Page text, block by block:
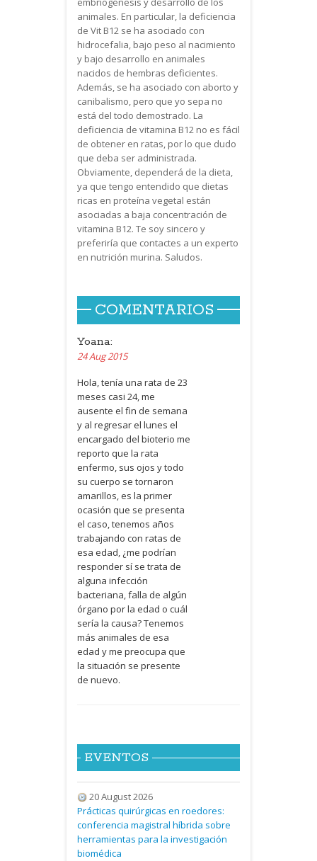
animales. En particular, la deficiencia
de Vit B12 se ha asociado con
hidrocefalia, bajo peso al nacimiento
y bajo desarrollo en animales
nacidos de hembras deficientes.
Además, se ha asociado con aborto y
canibalismo, pero que yo sepa no
está del todo demostrado. La
deficiencia de vitamina B12 no es fácil
de obtener en ratas, por lo que dudo
que deba ser administrada.
Obviamente, dependerá de la dieta,
ya que tengo entendido que dietas
ricas en proteína vegetal están
asociadas a baja concentración de
vitamina B12. Te soy sincero y
preferiría que contactes a un experto
en nutrición murina. Saludos.
COMENTARIOS
Yoana:
24 Aug 2015
Hola, tenía una rata de 23
meses casi 24, me
ausente el fin de semana
y al regresar el lunes el
encargado del bioterio me
reporto que la rata
enfermo, sus ojos y todo
su cuerpo se tornaron
amarillos, es la primer
ocasión que se presenta
el caso, tenemos años
trabajando con ratas de
esa edad, ¿me podrían
responder sí se trata de
alguna infección
bacteriana, falla de algún
órgano por la edad o cuál
sería la causa? Tenemos
más animales de esa
edad y me preocupa que
la situación se presente
de nuevo.
EVENTOS
20 August 2026
Prácticas quirúrgicas en roedores:
conferencia magistral híbrida sobre
herramientas para la investigación
biomédica